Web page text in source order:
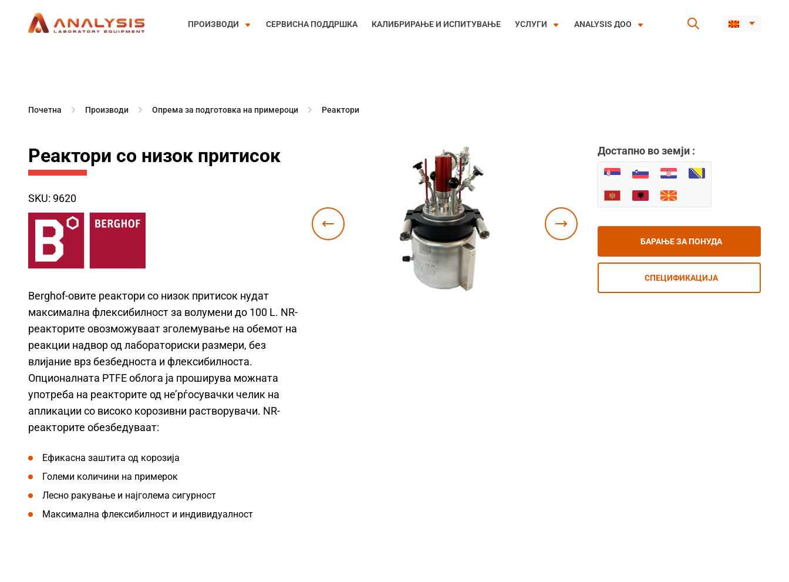
ПРОИЗВОДИ СЕРВИСНА ПОДДРШКА КАЛИБРИРАЊЕ И ИСПИТУВАЊЕ УСЛУГИ ANALYSIS ДОО
Почетна Производи Опрема за подготовка на примероци Реактори
Реактори со низок притисок
SKU: 9620
Berghof-овите реактори со низок притисок нудат
максимална флексибилност за волумени до 100 L. NR-
реакторите овозможуваат зголемување на обемот на
реакции надвор од лабораториски размери, без
влијание врз безбедноста и флексибилноста.
Опционалната PTFE облога ја проширува можната
употреба на реакторите од не’рѓосувачки челик на
апликации со високо корозивни растворувачи. NR-
реакторите обезбедуваат:
Ефикасна заштита од корозија
Големи количини на примерок
Лесно ракување и најголема сигурност
Максимална флексибилност и индивидуалност
Достапно во земји :
БАРАЊЕ ЗА ПОНУДА
СПЕЦИФИКАЦИЈА